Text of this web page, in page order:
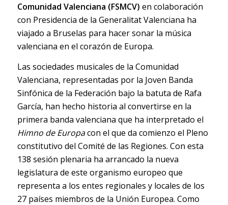
Comunidad Valenciana (FSMCV) en colaboración
con Presidencia de la Generalitat Valenciana ha
viajado a Bruselas para hacer sonar la música
valenciana en el corazón de Europa.
Las sociedades musicales de la Comunidad
Valenciana, representadas por la Joven Banda
Sinfónica de la Federación bajo la batuta de Rafa
García, han hecho historia al convertirse en la
primera banda valenciana que ha interpretado el
Himno de Europacon el que da comienzo el Pleno
constitutivo del Comité de las Regiones. Con esta
138 sesión plenaria ha arrancado la nueva
legislatura de este organismo europeo que
representa a los entes regionales y locales de los
27 países miembros de la Unión Europea. Como